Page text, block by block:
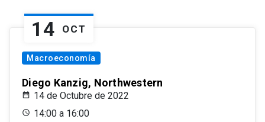
14 OCT
Macroeconomía
Diego Kanzig, Northwestern
14 de Octubre de 2022
14:00 a 16:00